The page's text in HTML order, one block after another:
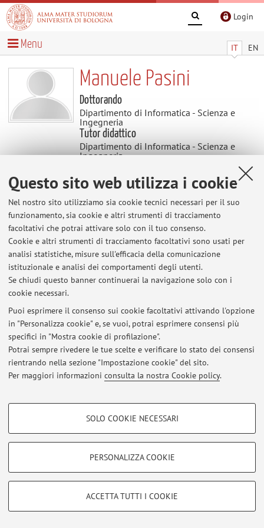
Questo sito web utilizza i cookie
Nel nostro sito utilizziamo sia cookie tecnici necessari per il suo
funzionamento, sia cookie e altri strumenti di tracciamento
facoltativi che potrai attivare solo con il tuo consenso.
Cookie e altri strumenti di tracciamento facoltativi sono usati per
analisi statistiche, misure sull'efficacia della comunicazione
istituzionale e analisi dei comportamenti degli utenti.
Se chiudi questo banner continuerai la navigazione solo con i
cookie necessari.
Puoi esprimere il consenso sui cookie facoltativi attivando l'opzione
in "Personalizza cookie" e, se vuoi, potrai esprimere consensi più
specifici in "Mostra cookie di profilazione".
Potrai sempre rivedere le tue scelte e verificare lo stato dei consensi
rientrando nella sezione "Impostazione cookie" del sito.
Per maggiori informazioni consulta la nostra Cookie policy.
COOKIE DI PROFILAZIONE - FACOLTATIVI
COOKIE TECNICI - NECESSARI
Si tratta di cookie tecnici utilizzati, a titolo esemplificativo, per il corretto
SOLO COOKIE NECESSARI
PERSONALIZZA COOKIE
ACCETTA TUTTI I COOKIE
Login
IT EN
Menu
Manuele Pasini
Dottorando
Dipartimento di Informatica - Scienza e
Ingegneria
Tutor didattico
Dipartimento di Informatica - Scienza e
Ingegneria
SISTEMI DI ELABORAZIONE DELLE INFORMAZIONI
Avvisi
Al momento non sono presenti avvisi.
Area riservata
Accedi tramite login per gestire tutti i contenuti del sito.
© 2026 - ALMA MATER STUDIORUM - Università di Bologna - Via
Zamboni, 33 - 40126 Bologna - Partita IVA: 01131710376
Privacy
| Note legali Impostazioni Cookie